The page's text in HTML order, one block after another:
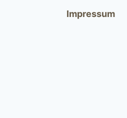
Impressum